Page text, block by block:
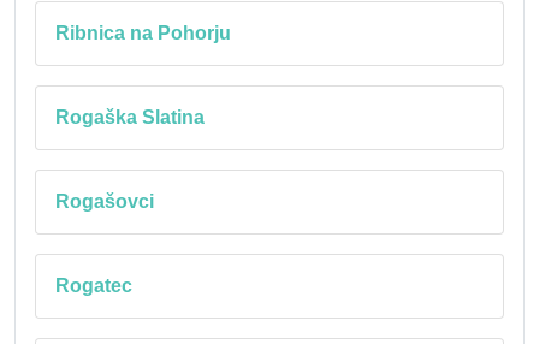
Ribnica na Pohorju
Rogaška Slatina
Rogašovci
Rogatec